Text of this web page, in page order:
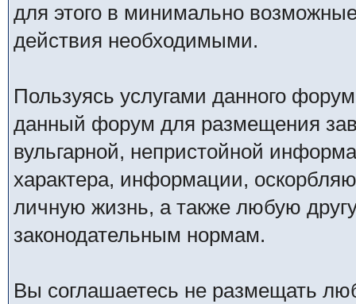
для этого в минимально
действия необходимыми.
Пользуясь услугами данного
данный форум для размещения
вульгарной, непристойной
характера, информации,
личную жизнь, а также любую
законодательным нормам.
Вы соглашаетесь не размещать